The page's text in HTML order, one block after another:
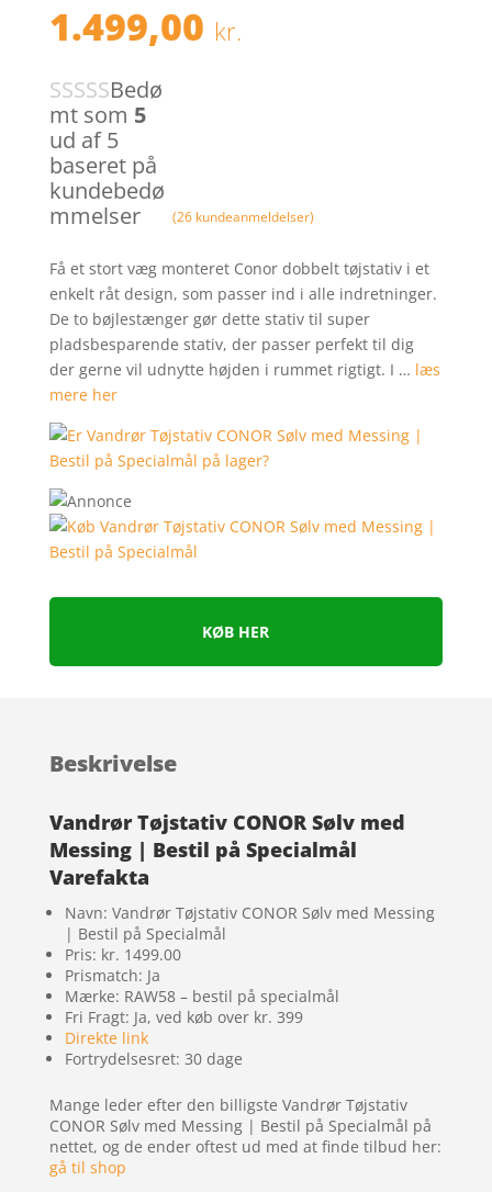
1.499,00 kr.
Bedø
mt som 5
ud af 5
baseret på
kundebedø
mmelser
(26kundeanmeldelser)
Få et stort væg monteret Conor dobbelt tøjstativ i et
enkelt råt design, som passer ind i alle indretninger.
De to bøjlestænger gør dette stativ til super
pladsbesparende stativ, der passer perfekt til dig
der gerne vil udnytte højden i rummet rigtigt. I … læs
mere her
KØB HER
Beskrivelse
Vandrør Tøjstativ CONOR Sølv med
Messing | Bestil på Specialmål
Varefakta
Navn: Vandrør Tøjstativ CONOR Sølv med Messing
| Bestil på Specialmål
Pris: kr. 1499.00
Prismatch: Ja
Mærke: RAW58 – bestil på specialmål
Fri Fragt: Ja, ved køb over kr. 399
Direkte link
Fortrydelsesret: 30 dage
Mange leder efter den billigste Vandrør Tøjstativ
CONOR Sølv med Messing | Bestil på Specialmål på
nettet, og de ender oftest ud med at finde tilbud her:
gå til shop